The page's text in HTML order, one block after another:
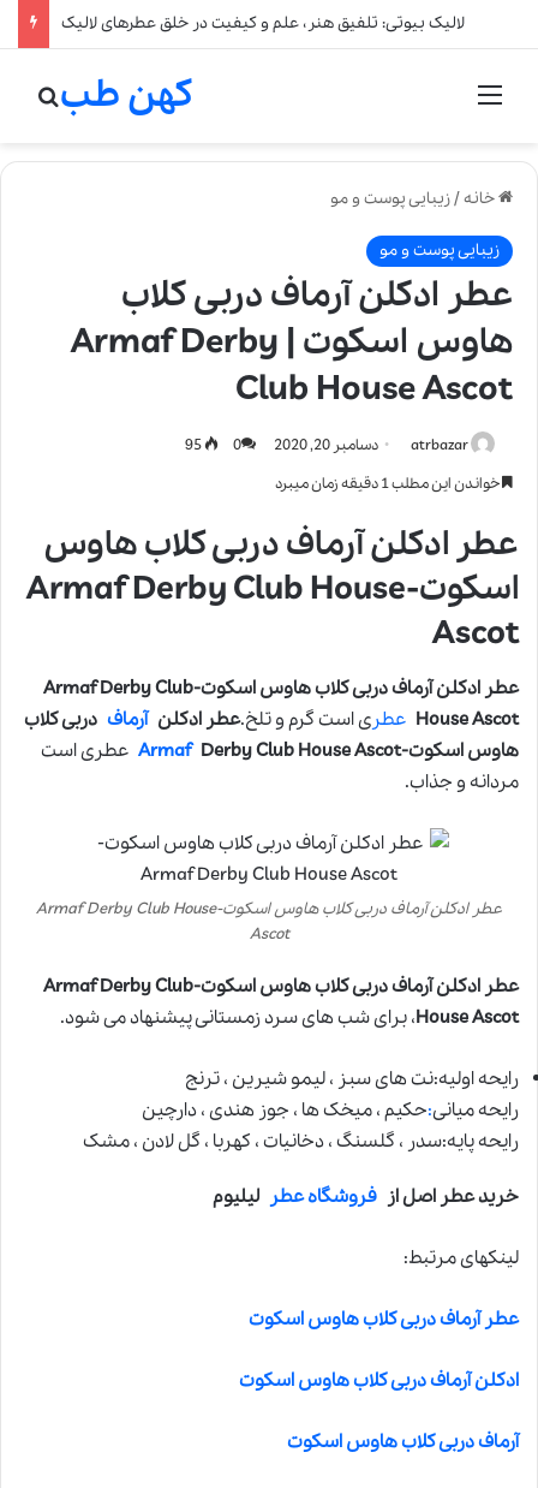
لالیک بیوتی: تلفیق هنر، علم و کیفیت در خلق عطرهای لالیک
منو کهن طب
خانه/زیبایی پوست و مو
زیبایی پوست و مو
عطر ادکلن آرماف دربی کلاب
هاوس اسکوت | Armaf Derby
Club House Ascot
atrbazar دسامبر 20, 2020 0
خواندن این مطلب 1 دقیقه زمان میبرد
عطر ادکلن آرماف دربی کلاب هاوس
اسکوت-Armaf Derby Club House
Ascot
عطر ادکلن آرماف دربی کلاب هاوس اسکوت-Armaf Derby Club
House Ascot عطری است گرم و تلخ.عطر ادکلنآرماف دربی کلاب
هاوس اسکوت-
ArmafDerby Club House Ascot
عطری است
مردانه و جذاب.
عطر ادکلن آرماف دربی کلاب هاوس اسکوت-Armaf Derby Club House
Ascot
عطر ادکلن آرماف دربی کلاب هاوس اسکوت-Armaf Derby Club
House Ascot، برای شب های سرد زمستانی پیشنهاد می شود.
رایحه اولیه:نت های سبز ، لیمو شیرین ، ترنج
رایحه میانی:حکیم ، میخک ها ، جوز هندی ، دارچین
رایحه پایه:سدر ، گلسنگ ، دخانیات ، کهربا ، گل لادن ، مشک
خرید عطر اصل از فروشگاه عطر لیلیوم
لینکهای مرتبط:
عطر آرماف دربی کلاب هاوس اسکوت
ادکلن آرماف دربی کلاب هاوس اسکوت
آرماف دربی کلاب هاوس اسکوت